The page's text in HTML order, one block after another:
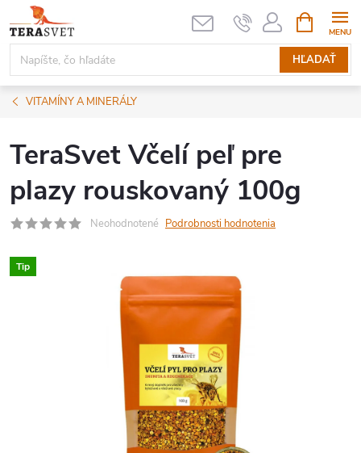
na
obsah
HĽADAŤ
KOŠÍK
VITAMÍNY A MINERÁLY
TeraSvet Včelí peľ pre
plazy rouskovaný 100g
Neohodnotené Podrobnosti hodnotenia
Tip